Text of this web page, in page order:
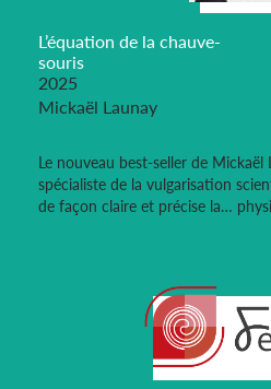
L’équation de la chauve-
souris
2025
Mickaël Launay
Le nouveau best-seller de Mickaël
spécialiste de la vulgarisation
de façon claire et précise la…